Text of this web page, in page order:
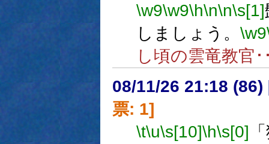
\w9\w9\h\n\n\s[1]
しましょう。 \w9
し頃の雲竜教官･
08/11/26 21:18 (86)
票: 1]
\t\u\s[10]\h\s[0]